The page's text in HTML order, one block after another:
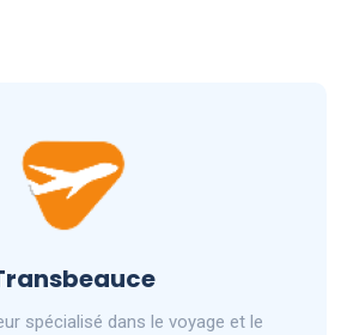
spécialisé dans le voyage et le